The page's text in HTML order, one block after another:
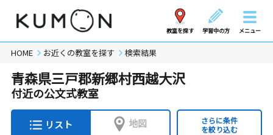
教室を探す 学習中の方 メニュー
HOME お近くの教室を探す 検索結果
青森県三戸郡新郷村西越大沢
付近の公文式教室
リスト 地図
さらに条件
を絞り込む